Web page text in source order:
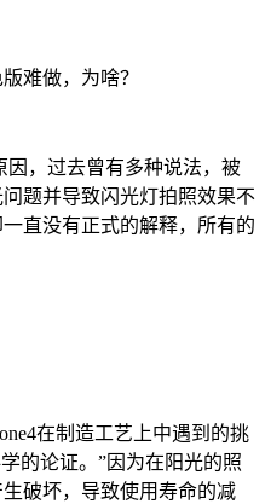
因，过去曾有多种说法，被
题并导致闪光灯拍照效果不
直没有正式的解释，所有的
在制造工艺上中遇到的挑
的论证。”因为在阳光的照
破坏，导致使用寿命的减